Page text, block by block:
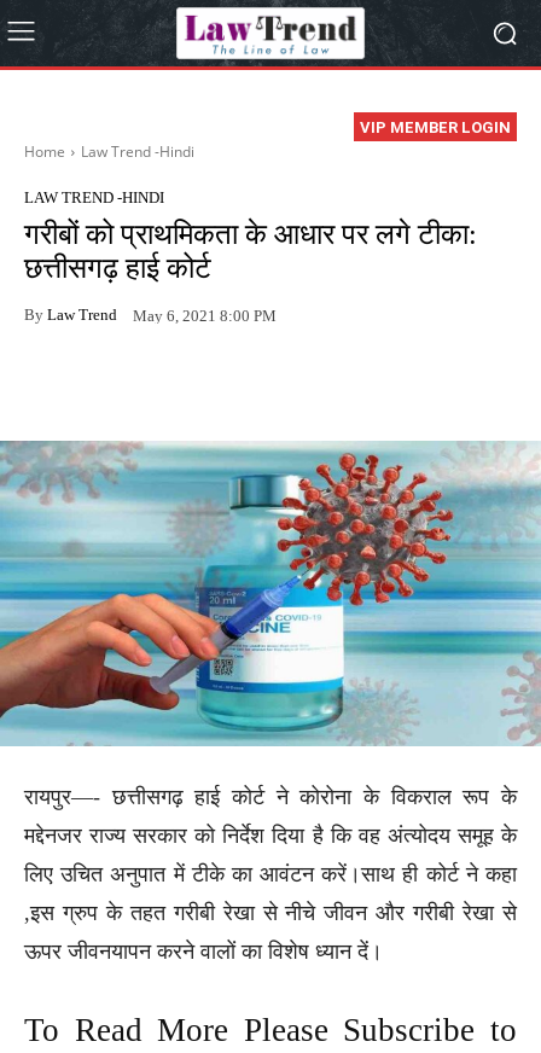
VIP MEMBER LOGIN
Home Law Trend -Hindi
LAW TREND -HINDI
गरीबों को प्राथमिकता के आधार पर लगे टीका:
छत्तीसगढ़ हाई कोर्ट
By Law Trend May 6, 2021 8:00 PM
रायपुर—- छत्तीसगढ़ हाई कोर्ट ने कोरोना के विकराल रूप के
मद्देनजर राज्य सरकार को निर्देश दिया है कि वह अंत्योदय समूह के
लिए उचित अनुपात में टीके का आवंटन करें।साथ ही कोर्ट ने कहा
,इस ग्रुप के तहत गरीबी रेखा से नीचे जीवन और गरीबी रेखा से
ऊपर जीवनयापन करने वालों का विशेष ध्यान दें।
To Read More Please Subscribe to